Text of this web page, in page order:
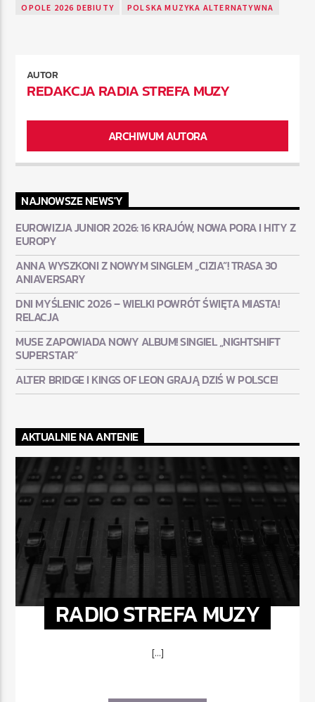
OPOLE 2026 DEBIUTY POLSKA MUZYKA ALTERNATYWNA
AUTOR
REDAKCJA RADIA STREFA MUZY
ARCHIWUM AUTORA
NAJNOWSZE NEWS'Y
EUROWIZJA JUNIOR 2026: 16 KRAJÓW, NOWA PORA I HITY Z
EUROPY
ANNA WYSZKONI Z NOWYM SINGLEM „CIZIA”! TRASA 30
ANIAVERSARY
DNI MYŚLENIC 2026 – WIELKI POWRÓT ŚWIĘTA MIASTA!
RELACJA
MUSE ZAPOWIADA NOWY ALBUM! SINGIEL „NIGHTSHIFT
SUPERSTAR”
ALTER BRIDGE I KINGS OF LEON GRAJĄ DZIŚ W POLSCE!
AKTUALNIE NA ANTENIE
RADIO STREFA MUZY
[...]